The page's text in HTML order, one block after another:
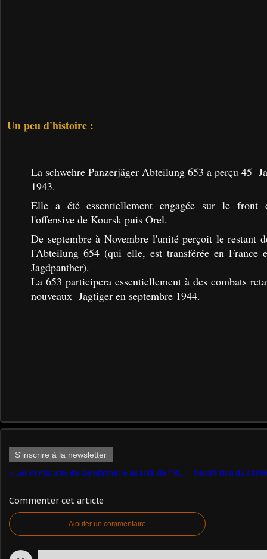
Un peu d'histoire :
La schwehre Panzerjäger Abteilung 653 a perçu 45
1943.
Elle a été essentiellement engagée sur le front
l'offensive de Koursk puis Orel.
De septembre à Novembre l'unité perçoit le restant
l'Abteilung 654 (qui elle, est transférée en France
Jagdpanther).
La 653 participera essentiellement à des combats
nouveaux Jagtiger en septembre 1944.
S'inscrire à la newsletter
Les miniatures de Gendarmerie au 1/18 de Frédéric M. ​
Commenter cet article
Ajouter un commentaire